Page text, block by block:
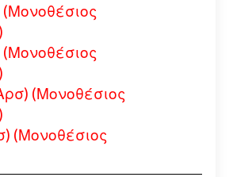
(Μονοθέσιος
(Μονοθέσιος